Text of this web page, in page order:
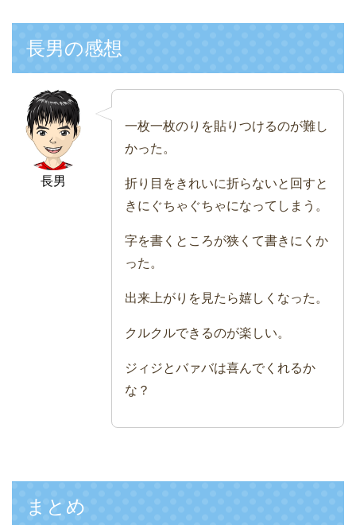
長男の感想
長男
一枚一枚のりを貼りつけるのが難し
かった。
折り目をきれいに折らないと回すと
きにぐちゃぐちゃになってしまう。
字を書くところが狭くて書きにくか
った。
出来上がりを見たら嬉しくなった。
クルクルできるのが楽しい。
ジィジとバァバは喜んでくれるか
な？
まとめ